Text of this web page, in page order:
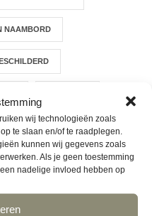
wij technologieën zoals
te slaan en/of te raadplegen.
kunnen wij gegevens zoals
Als je geen toestemming
nadelige invloed hebben op
NAAMBORD
JE EIGEN PRODUCT